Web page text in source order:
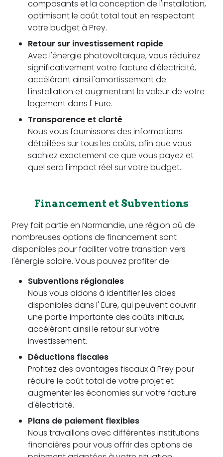
composants et la conception de l'installation,
optimisant le coût total tout en respectant
votre budget à Prey.
Retour sur investissement rapide
Avec l'énergie photovoltaïque, vous réduirez
significativement votre facture d'électricité,
accélérant ainsi l'amortissement de
l'installation et augmentant la valeur de votre
logement dans l' Eure.
Transparence et clarté
Nous vous fournissons des informations
détaillées sur tous les coûts, afin que vous
sachiez exactement ce que vous payez et
quel sera l'impact réel sur votre budget.
Financement et Subventions
Prey fait partie en Normandie, une région où de
nombreuses options de financement sont
disponibles pour faciliter votre transition vers
l'énergie solaire. Vous pouvez profiter de :
Subventions régionales
Nous vous aidons à identifier les aides
disponibles dans l' Eure, qui peuvent couvrir
une partie importante des coûts initiaux,
accélérant ainsi le retour sur votre
investissement.
Déductions fiscales
Profitez des avantages fiscaux à Prey pour
réduire le coût total de votre projet et
augmenter les économies sur votre facture
d'électricité.
Plans de paiement flexibles
Nous travaillons avec différentes institutions
financières pour vous offrir des options de